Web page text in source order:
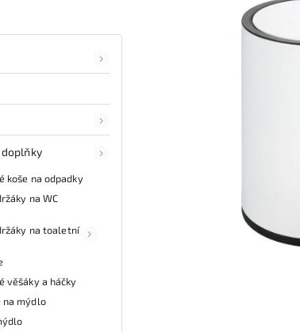
koše na odpadky
na WC
na toaletní
věšáky a háčky
na mýdlo